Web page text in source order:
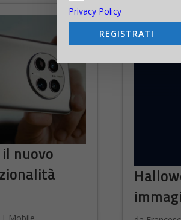
nuovo
Privacy Policy
REGISTRATI